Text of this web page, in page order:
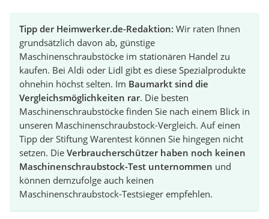
Tipp der Heimwerker.de-Redaktion: Wir raten Ihnen
grundsätzlich davon ab, günstige
Maschinenschraubstöcke im stationären Handel zu
kaufen. Bei Aldi oder Lidl gibt es diese Spezialprodukte
ohnehin höchst selten. Im Baumarkt sind die
Vergleichsmöglichkeiten rar. Die besten
Maschinenschraubstöcke finden Sie nach einem Blick in
unseren Maschinenschraubstock-Vergleich. Auf einen
Tipp der Stiftung Warentest können Sie hingegen nicht
setzen. Die Verbraucherschützer haben noch keinen
Maschinenschraubstock-Test unternommen und
können demzufolge auch keinen
Maschinenschraubstock-Testsieger empfehlen.